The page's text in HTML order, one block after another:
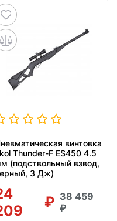
винтовка
Thunder-F ES450 4.5
(подствольный взвод,
3 Дж)
38 459